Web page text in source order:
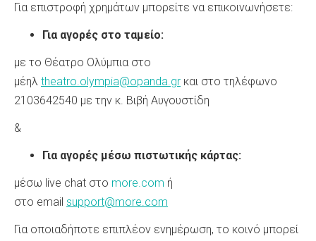
Για επιστροφή χρημάτων μπορείτε να επικοινωνήσετε:
Για αγορές στο ταμείο:
με το Θέατρο Ολύμπια στο
μέηλ theatro.olympia@opanda.gr και στο τηλέφωνο
2103642540 με την κ. Βιβή Αυγουστίδη
&
Για αγορές μέσω πιστωτικής κάρτας:
μέσω live chat στο more.com ή
στο email support@more.com
Για οποιαδήποτε επιπλέον ενημέρωση, το κοινό μπορεί